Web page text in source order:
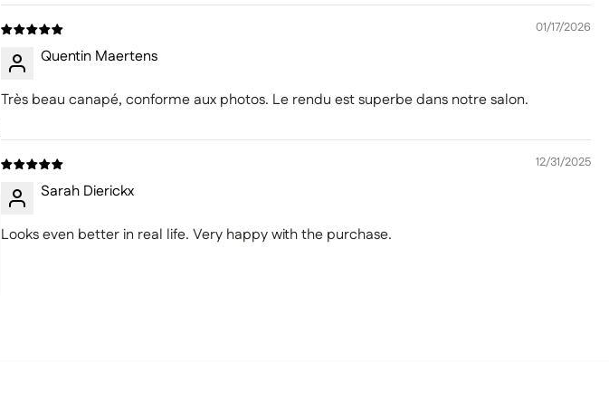
01/17/2026
Quentin Maertens
Très beau canapé, conforme aux photos. Le rendu est superbe dans notre salon.
12/31/2025
Sarah Dierickx
Looks even better in real life. Very happy with the purchase.